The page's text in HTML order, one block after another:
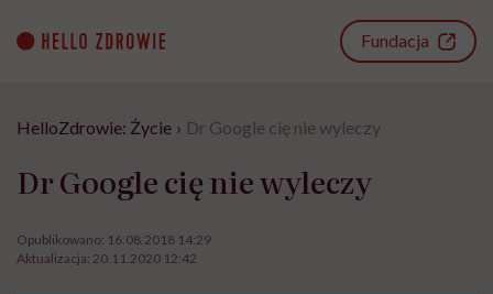
content
Fundacja
HelloZdrowie: Życie › Dr Google cię nie wyleczy
Dr Google cię nie wyleczy
Opublikowano: 16.08.2018 14:29
Aktualizacja: 20.11.2020 12:42